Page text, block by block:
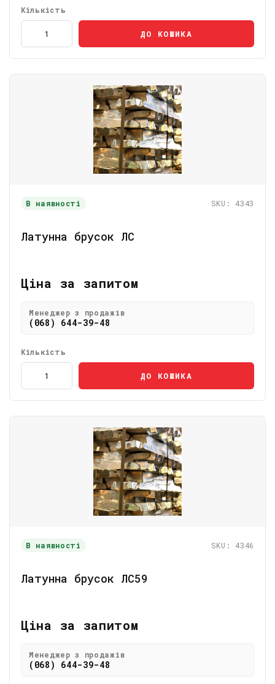
Кількість
ДО КОШИКА
В наявності SKU: 4343
Латунна брусок ЛС
Ціна за запитом
Менеджер з продажів
(068) 644-39-48
Кількість
ДО КОШИКА
В наявності SKU: 4346
Латунна брусок ЛС59
Ціна за запитом
Менеджер з продажів
(068) 644-39-48